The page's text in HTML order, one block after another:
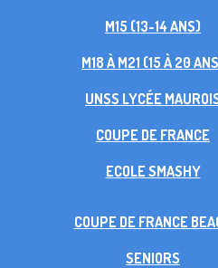
M15 (13-14 ANS)
M18 À M21 (15 À 20
UNSS LYCÉE
COUPE DE FRANCE
ECOLE SMASHY
COUPE DE FRANCE
SENIORS